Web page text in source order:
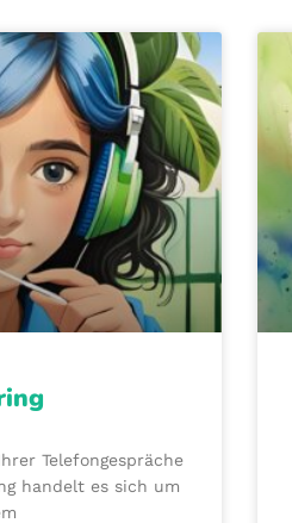
Telefongespräche
handelt es sich um